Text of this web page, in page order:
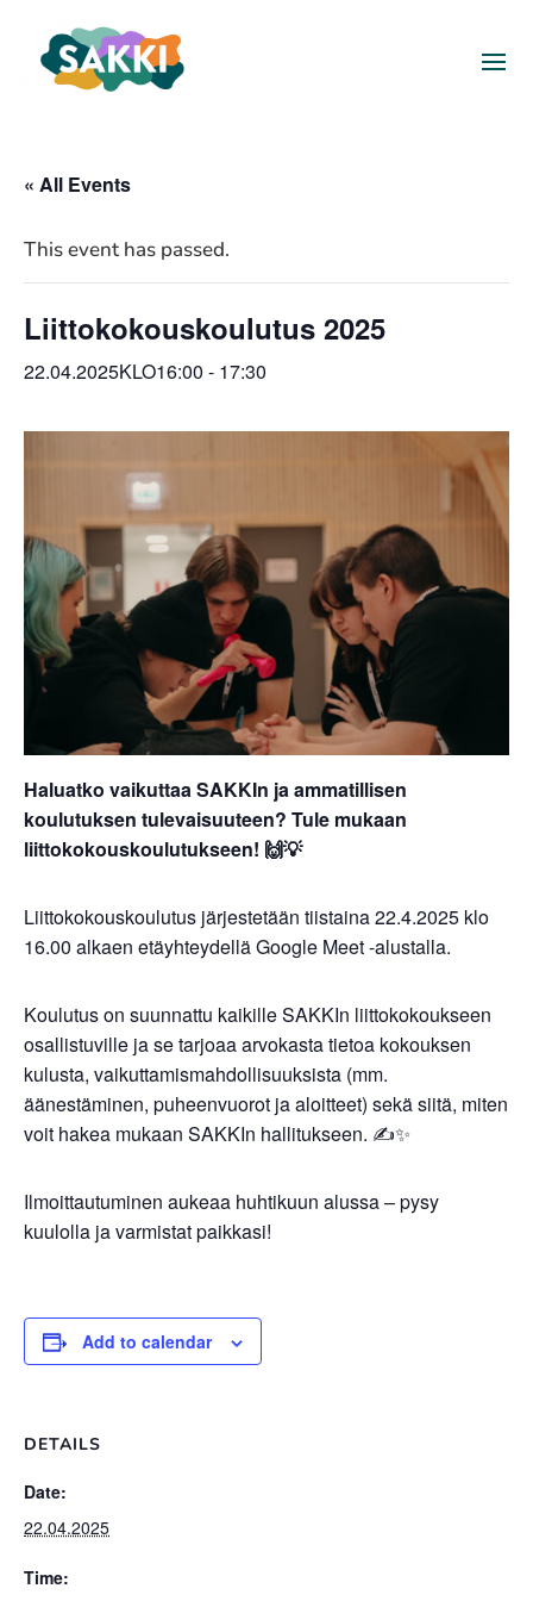
« All Events
This event has passed.
Liittokokouskoulutus 2025
22.04.2025KLO16:00 - 17:30
Haluatko vaikuttaa SAKKIn ja ammatillisen
koulutuksen tulevaisuuteen? Tule mukaan
liittokokouskoulutukseen! 🙌💡
Liittokokouskoulutus järjestetään tiistaina 22.4.2025 klo
16.00 alkaen etäyhteydellä Google Meet -alustalla.
Koulutus on suunnattu kaikille SAKKIn liittokokoukseen
osallistuville ja se tarjoaa arvokasta tietoa kokouksen
kulusta, vaikuttamismahdollisuuksista (mm.
äänestäminen, puheenvuorot ja aloitteet) sekä siitä, miten
voit hakea mukaan SAKKIn hallitukseen. ✍️✨
Ilmoittautuminen aukeaa huhtikuun alussa – pysy
kuulolla ja varmistat paikkasi!
Add to calendar
DETAILS
Date:
22.04.2025
Time: